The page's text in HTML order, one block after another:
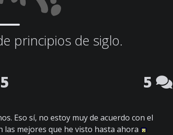
principios de siglo.
5
Eso sí, no estoy muy de acuerdo con el
las mejores que he visto hasta ahora